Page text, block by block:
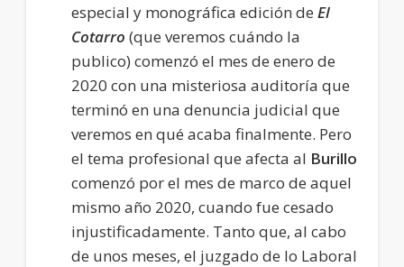
especial y monográfica edición de El
Cotarro (que veremos cuándo la
publico) comenzó el mes de enero de
2020 con una misteriosa auditoría que
terminó en una denuncia judicial que
veremos en qué acaba finalmente. Pero
el tema profesional que afecta al Burillo
comenzó por el mes de marco de aquel
mismo año 2020, cuando fue cesado
injustificadamente. Tanto que, al cabo
de unos meses, el juzgado de lo Laboral